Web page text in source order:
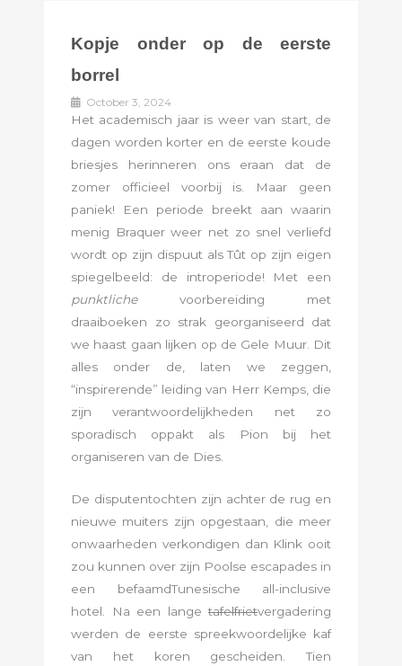
Kopje onder op de eerste
borrel
October 3, 2024
Het academisch jaar is weer van start, de
dagen worden korter en de eerste koude
briesjes herinneren ons eraan dat de
zomer officieel voorbij is. Maar geen
paniek! Een periode breekt aan waarin
menig Braquer weer net zo snel verliefd
wordt op zijn dispuut als Tût op zijn eigen
spiegelbeeld: de introperiode! Met een
punktliche voorbereiding met
draaiboeken zo strak georganiseerd dat
we haast gaan lijken op de Gele Muur. Dit
alles onder de, laten we zeggen,
“inspirerende” leiding van Herr Kemps, die
zijn verantwoordelijkheden net zo
sporadisch oppakt als Pion bij het
organiseren van de Dies.
De disputentochten zijn achter de rug en
nieuwe muiters zijn opgestaan, die meer
onwaarheden verkondigen dan Klink ooit
zou kunnen over zijn Poolse escapades in
een befaamdTunesische all-inclusive
hotel. Na een langetafelfrietvergadering
werden de eerste spreekwoordelijke kaf
van het koren gescheiden. Tien